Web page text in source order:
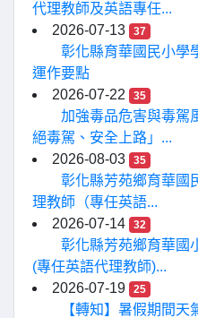
代理教師及英語專任...
2026-07-13
37
彰化縣育華國民小學
運作要點
2026-07-22
35
加強毒品危害與毒駕
絕毒駕、安全上路」...
2026-08-03
35
彰化縣芳苑鄉育華國
理教師（專任英語...
2026-07-14
32
彰化縣芳苑鄉育華國
(專任英語代理教師)...
2026-07-19
25
【轉知】暑假期間